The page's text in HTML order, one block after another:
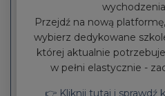
Obsługa firm w
prostym
na kwestie
musi na bieżąco
Przejdź na nową
wybierz dedykowane
której aktualnie
w pełni elastycznie -
👉 Kliknij tutaj i sprawdź